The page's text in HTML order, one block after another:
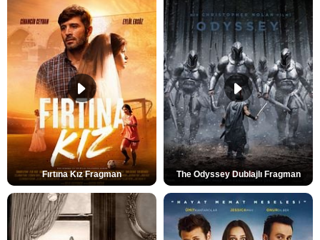
Fırtına Kız Fragman The Odyssey Dublajlı Fragman